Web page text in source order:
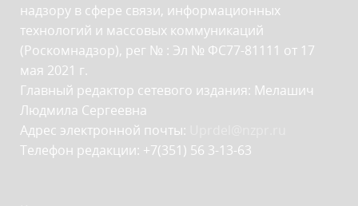
надзору в сфере связи, информационных
технологий и массовых коммуникаций
(Роскомнадзор), рег № : Эл № ФС77-81111 от 17
мая 2021 г.
Главный редактор сетевого издания: Мелашич
Людмила Сергеевна
Адрес электронной почты:
Телефон редакции: +7(351) 56 3-13-63